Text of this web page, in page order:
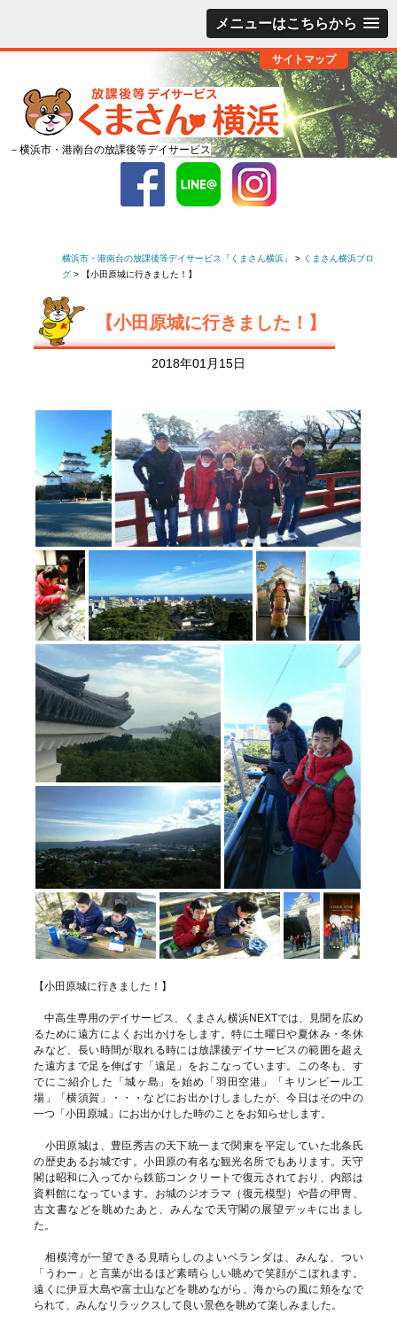
メニューはこちらから
サイトマップ
－横浜市・港南台の放課後等デイサービス
横浜市・港南台の放課後等デイサービス『くまさん横浜』 > くまさん横浜ブロ
グ > 【小田原城に行きました！】
【小田原城に行きました！】
2018年01月15日
【小田原城に行きました！】
中高生専用のデイサービス、くまさん横浜NEXTでは、見聞を広め
るために遠方によくお出かけをします。特に土曜日や夏休み・冬休
みなど、長い時間が取れる時には放課後デイサービスの範囲を超え
た遠方まで足を伸ばす「遠足」をおこなっています。この冬も、す
でにご紹介した「城ヶ島」を始め「羽田空港」「キリンビール工
場」「横須賀」・・・などにお出かけしましたが、今日はその中の
一つ「小田原城」にお出かけした時のことをお知らせします。
小田原城は、豊臣秀吉の天下統一まで関東を平定していた北条氏
の歴史あるお城です。小田原の有名な観光名所でもあります。天守
閣は昭和に入ってから鉄筋コンクリートで復元されており、内部は
資料館になっています。お城のジオラマ（復元模型）や昔の甲冑、
古文書などを眺めたあと、みんなで天守閣の展望デッキに出まし
た。
相模湾が一望できる見晴らしのよいベランダは、みんな、つい
「うわー」と言葉が出るほど素晴らしい眺めで笑顔がこぼれます。
遠くに伊豆大島や富士山などを眺めながら、海からの風に頬をなで
られて、みんなリラックスして良い景色を眺めて楽しみました。